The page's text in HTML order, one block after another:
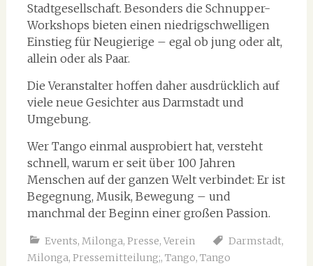
Stadtgesellschaft. Besonders die Schnupper-
Workshops bieten einen niedrigschwelligen
Einstieg für Neugierige – egal ob jung oder alt,
allein oder als Paar.
Die Veranstalter hoffen daher ausdrücklich auf
viele neue Gesichter aus Darmstadt und
Umgebung.
Wer Tango einmal ausprobiert hat, versteht
schnell, warum er seit über 100 Jahren
Menschen auf der ganzen Welt verbindet: Er ist
Begegnung, Musik, Bewegung – und
manchmal der Beginn einer großen Passion.
Events, Milonga, Presse, Verein Darmstadt,
Milonga, Pressemitteilung;, Tango, Tango